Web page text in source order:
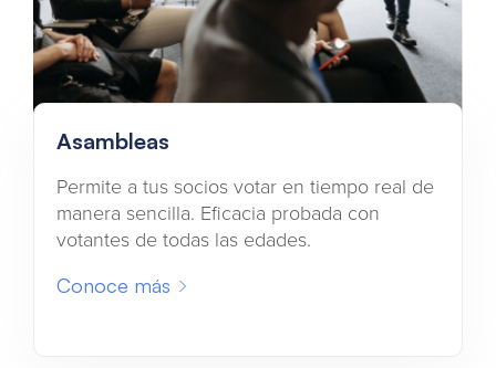
Asambleas
Permite a tus socios votar en tiempo real de
manera sencilla. Eficacia probada con
votantes de todas las edades.
Conoce más